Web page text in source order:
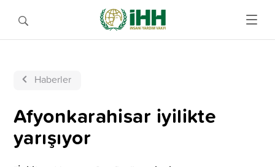
Haberler
Afyonkarahisar iyilikte
yarışıyor